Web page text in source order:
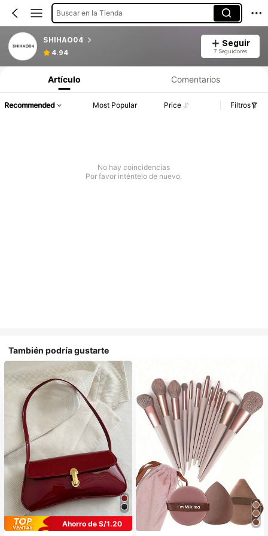
Buscar en la Tienda
SHIHAO04
4.94
Seguir
7 Seguidores
Artículo Comentarios
Recommended Most Popular Price Filtros
No hay coincidencias
Por favor inténtelo de nuevo.
También podría gustarte
Ahorro de S/1.20